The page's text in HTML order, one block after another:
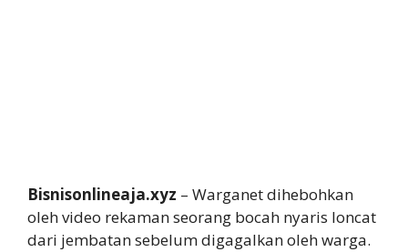
Bisnisonlineaja.xyz – Warganet dihebohkan
oleh video rekaman seorang bocah nyaris loncat
dari jembatan sebelum digagalkan oleh warga.